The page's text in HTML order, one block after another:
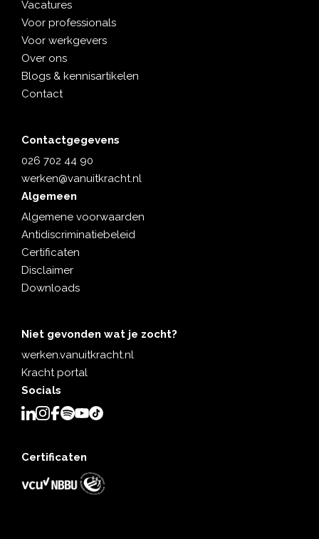
Vacatures
Voor professionals
Voor werkgevers
Over ons
Blogs & kennisartikelen
Contact
Contactgegevens
026 702 44 90
werken@vanuitkracht.nl
Algemeen
Algemene voorwaarden
Antidiscriminatiebeleid
Certificaten
Disclaimer
Downloads
Niet gevonden wat je zocht?
werken.vanuitkracht.nl
Kracht portal
Socials
Certificaten